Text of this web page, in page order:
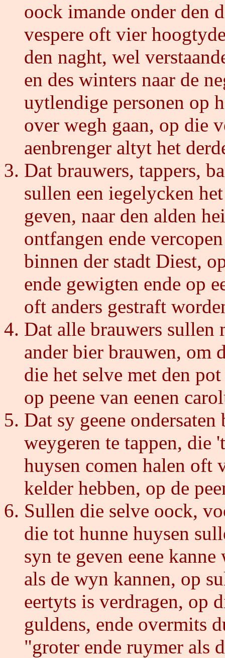
oock imande onder den
vespere oft vier
den naght, wel
en des winters naar de
uytlendige personen op
over wegh gaan, op die
aenbrenger altyt het
Dat brauwers, tappers,
sullen een iegelycken
geven, naar den alden
ontfangen ende
binnen der stadt Diest,
ende gewigten ende op
oft anders gestraft
Dat alle brauwers sullen
ander bier brauwen, om
die het selve met den
op peene van eenen
Dat sy geene
weygeren te tappen, die
huysen comen halen oft
kelder hebben, op de
Sullen die selve oock,
die tot hunne huysen
syn te geven eene
als de wyn kannen, op
eertyts is verdragen, op
guldens, ende overmits
"groter ende ruymer als